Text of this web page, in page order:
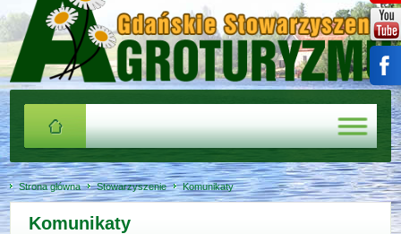
Strona główna Stowarzyszenie Komunikaty
Komunikaty